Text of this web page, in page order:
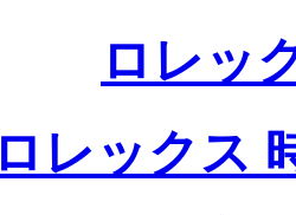
ロレッ
ロレックス